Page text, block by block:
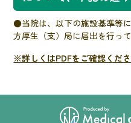
●当院は、以下の施設基準等
方厚生（支）局に届出を行って
※詳しくはPDFをご確認くださ